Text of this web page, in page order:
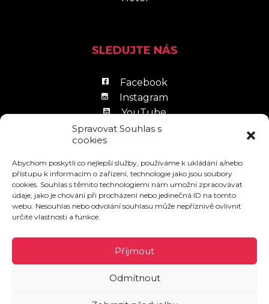
Spravovat Souhlas s
cookies
Abychom poskytli co nejlepší služby, používáme k ukládání a/nebo
přístupu k informacím o zařízení, technologie jako jsou soubory
cookies. Souhlas s těmito technologiemi nám umožní zpracovávat
údaje, jako je chování při procházení nebo jedinečná ID na tomto
webu. Nesouhlas nebo odvolání souhlasu může nepříznivě ovlivnit
určité vlastnosti a funkce.
Příjmout
Odmítnout
SLEDUJTE NÁS
Facebook
Instagram
YouTube
LinkedIn
Zpracování osobních údajů
Povinně zveřejňované informace